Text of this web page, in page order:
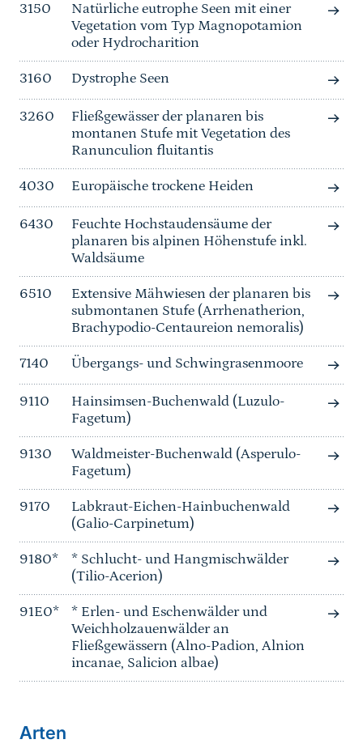
3150
Natürliche eutrophe Seen mit einer
Vegetation vom Typ Magnopotamion
oder Hydrocharition
3160 Dystrophe Seen
3260
Fließgewässer der planaren bis
montanen Stufe mit Vegetation des
Ranunculion fluitantis
4030 Europäische trockene Heiden
6430
Feuchte Hochstaudensäume der
planaren bis alpinen Höhenstufe inkl.
Waldsäume
6510
Extensive Mähwiesen der planaren bis
submontanen Stufe (Arrhenatherion,
Brachypodio-Centaureion nemoralis)
7140 Übergangs- und Schwingrasenmoore
9110
Hainsimsen-Buchenwald (Luzulo-
Fagetum)
9130
Waldmeister-Buchenwald (Asperulo-
Fagetum)
9170
Labkraut-Eichen-Hainbuchenwald
(Galio-Carpinetum)
9180*
* Schlucht- und Hangmischwälder
(Tilio-Acerion)
91E0*
* Erlen- und Eschenwälder und
Weichholzauenwälder an
Fließgewässern (Alno-Padion, Alnion
incanae, Salicion albae)
Arten